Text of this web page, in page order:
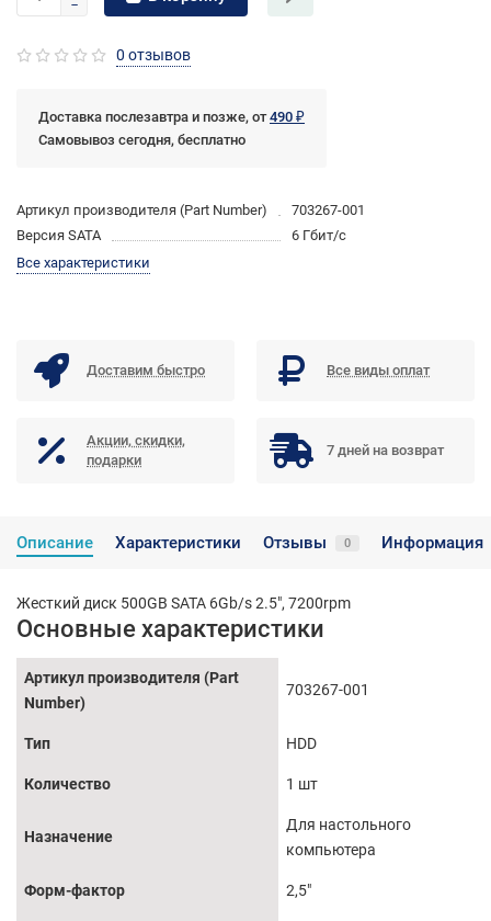
0 отзывов
Доставка послезавтра и позже, от490 ₽
Самовывоз сегодня, бесплатно
Артикул производителя (Part Number)
703267-001
Версия SATA
6 Гбит/с
Все характеристики
Доставим быстро Все виды оплат
Акции, скидки,
подарки
7 дней на возврат
Описание Характеристики Отзывы 0 Информация
Жесткий диск 500GB SATA 6Gb/s 2.5", 7200rpm
Основные характеристики
Артикул производителя (Part
Number)
703267-001
Тип HDD
Количество 1 шт
Назначение
Для настольного
компьютера
Форм-фактор 2,5"